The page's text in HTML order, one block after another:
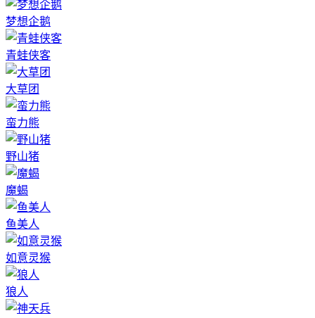
梦想企鹅
青蛙侠客
大草团
蛮力熊
野山猪
魔蝎
鱼美人
如意灵猴
狼人